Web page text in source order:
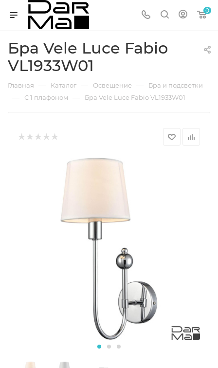
0
Бра Vele Luce Fabio
VL1933W01
Главная — Каталог — Освещение — Бра и подсветки
— С 1 плафоном — Бра Vele Luce Fabio VL1933W01